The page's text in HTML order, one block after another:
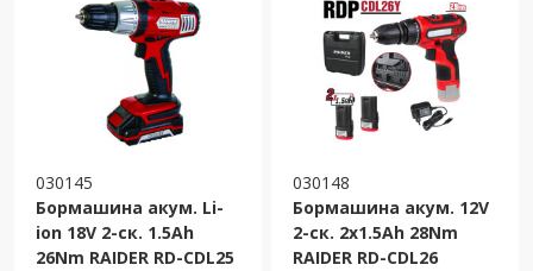
030145
Бормашина акум. Li-
ion 18V 2-ск. 1.5Ah
26Nm RAIDER RD-CDL25
030148
Бормашина акум. 12V
2-ск. 2x1.5Ah 28Nm
RAIDER RD-CDL26